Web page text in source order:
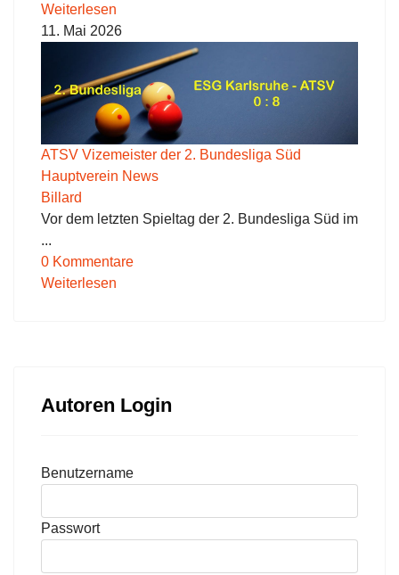
Weiterlesen
11. Mai 2026
ATSV Vizemeister der 2. Bundesliga Süd
Hauptverein News
Billard
Vor dem letzten Spieltag der 2. Bundesliga Süd im
...
0 Kommentare
Weiterlesen
Autoren Login
Benutzername
Passwort